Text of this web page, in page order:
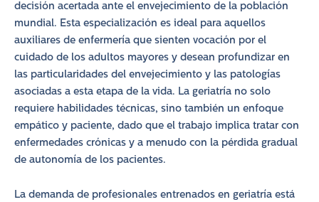
decisión acertada ante el envejecimiento de la población
mundial. Esta especialización es ideal para aquellos
auxiliares de enfermería que sienten vocación por el
cuidado de los adultos mayores y desean profundizar en
las particularidades del envejecimiento y las patologías
asociadas a esta etapa de la vida. La geriatría no solo
requiere habilidades técnicas, sino también un enfoque
empático y paciente, dado que el trabajo implica tratar con
enfermedades crónicas y a menudo con la pérdida gradual
de autonomía de los pacientes.
La demanda de profesionales entrenados en geriatría está